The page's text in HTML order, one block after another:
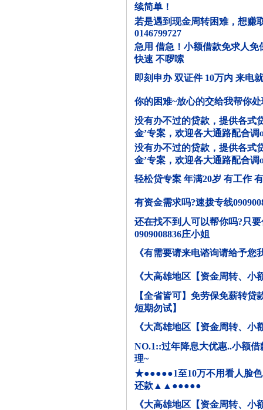
续简单！
若是遇到现金周转困难，想赚
0146799727
急用 借急！小额借款免求人
快速 不啰嗦
即刻申办 双证件 10万内 来电
你的困难~放心的交给我帮你处
没有办不过的贷款，提供各式
金’专案，欢迎各大通路配合
没有办不过的贷款，提供各式
金’专案，欢迎各大通路配合
轻松贷专案 年满20岁 有工作
有资金需求吗?速拨专线
还在找不到人可以帮你吗?只
0909008836庄小姐
《有需要请来电谘询请给予您
《大高雄地区【资金周转、小
【全省皆可】免劳保免薪转
短期勿试】
《大高雄地区【资金周转、小
NO.1::过年降息大优惠..小额
理~
★●●●●●1至10万不用看人脸
还款▲▲●●●●●
《大高雄地区【资金周转、小